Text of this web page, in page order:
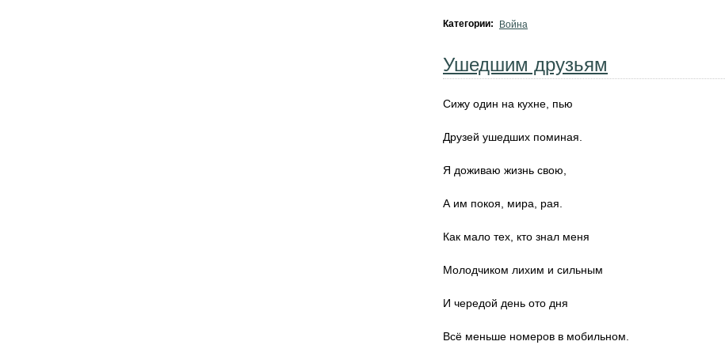
Категории: Война
Ушедшим друзьям
Сижу один на кухне, пью
Друзей ушедших поминая.
Я доживаю жизнь свою,
А им покоя, мира, рая.
Как мало тех, кто знал меня
Молодчиком лихим и сильным
И чередой день ото дня
Всё меньше номеров в мобильном.